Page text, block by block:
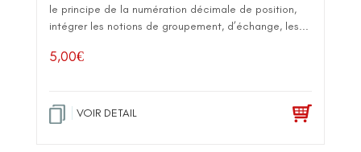
le principe de la numération décimale de position,
intégrer les notions de groupement, d’échange, les...
5,00€
VOIR DETAIL